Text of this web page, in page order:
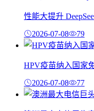
性能大提升
2026-07-08 79
HPV疫苗纳入国家
2026-07-08 77